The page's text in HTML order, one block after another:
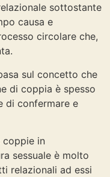
sottostante
causa e
circolare che,
sul concetto che
di coppia è spesso
di confermare e
coppie in
sessuale è molto
relazionali ad essi